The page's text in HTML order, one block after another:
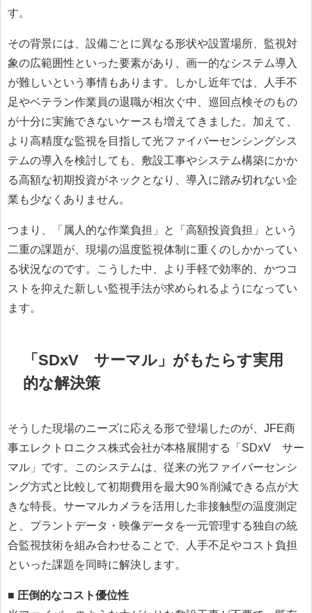
す。
その背景には、設備ごとに異なる形状や設置場所、監視対
象の広範囲性といった要素があり、画一的なシステム導入
が難しいという事情もあります。しかし近年では、人手不
足やベテラン作業員の退職が相次ぐ中、巡回点検そのもの
が十分に実施できないケースも増えてきました。加えて、
より高精度な監視を目指して光ファイバーセンシングシス
テムの導入を検討しても、敷設工事やシステム構築にかか
る高額な初期投資がネックとなり、導入に踏み切れない企
業も少なくありません。
つまり、「属人的な作業負担」と「高額投資負担」という
二重の課題が、現場の温度監視体制に重くのしかかってい
る状況なのです。こうした中、より手軽で効率的、かつコ
ストを抑えた新しい監視手法が求められるようになってい
ます。
「SDxV®サーマル」がもたらす実用
的な解決策
そうした現場のニーズに応える形で登場したのが、JFE商
事エレクトロニクス株式会社が本格展開する「SDxV®サー
マル」です。このシステムは、従来の光ファイバーセンシ
ング方式と比較して初期費用を最大90％削減できる点が大
きな特長。サーマルカメラを活用した非接触型の温度測定
と、プラントデータ・映像データを一元管理する独自の統
合監視技術を組み合わせることで、人手不足やコスト負担
といった課題を同時に解決します。
■ 圧倒的なコスト優位性